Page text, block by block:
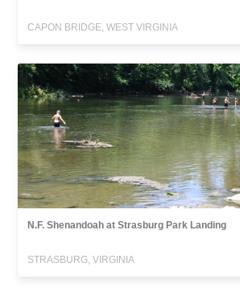
CAPON BRIDGE, WEST VIRGINIA
N.F. Shenandoah at Strasburg Park Landing
STRASBURG, VIRGINIA